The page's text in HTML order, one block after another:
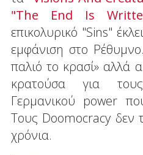
"The End Is
επικολυρικό "Sins"
εμφάνιση στο
παλιό το κρασί» αλλά
κρατούσα για
Γερμανικού power
Τους Doomocracy δεν
χρόνια.